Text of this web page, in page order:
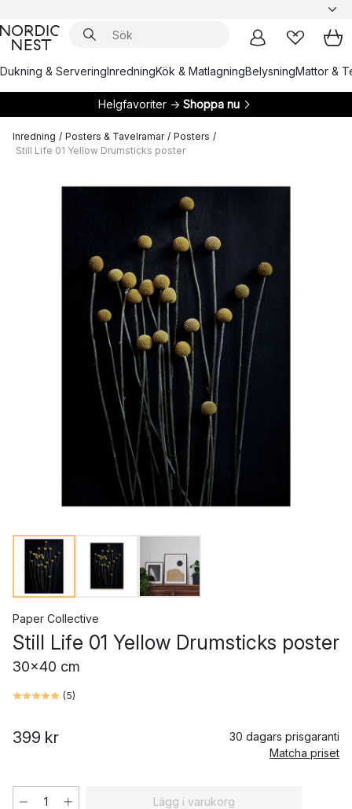
Dukning & ServeringInredningKök & MatlagningBelysningMattor &
Helgfavoriter → Shoppa nu
Inredning / Posters & Tavelramar / Posters /
Still Life 01 Yellow Drumsticks poster
Paper Collective
Still Life 01 Yellow Drumsticks poster
30x40 cm
(5)
399 kr
30 dagars prisgaranti
Matcha priset
Lägg i varukorg